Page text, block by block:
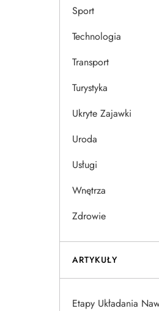
Sport
Technologia
Transport
Turystyka
Ukryte Zajawki
Uroda
Usługi
Wnętrza
Zdrowie
ARTYKUŁY
Etapy Układania